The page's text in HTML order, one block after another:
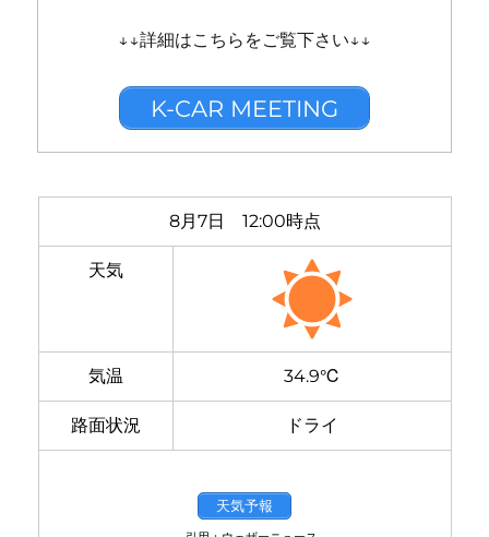
↓↓詳細はこちらをご覧下さい↓↓
K-CAR MEETING
8月7日 12:00時点
天気
気温 34.9℃
路面状況 ドライ
天気予報